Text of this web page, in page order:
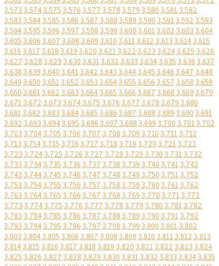
3,573 3,5743,575 3,576 3,577 3,578 3,579 3,580 3,5813,582
3,583 3,5843,585 3,586 3,587 3,588 3,589 3,590 3,5913,592 3,593
3,5943,595 3,596 3,597 3,598 3,599 3,600 3,6013,602 3,603 3,604
3,605 3,606 3,607 3,608 3,609 3,610 3,6113,612 3,613 3,6143,615
3,616 3,617 3,618 3,619 3,620 3,6213,622 3,623 3,6243,625 3,626
3,627 3,628 3,629 3,630 3,6313,632 3,633 3,6343,635 3,636 3,637
3,638 3,639 3,640 3,6413,642 3,643 3,6443,645 3,646 3,647 3,648
3,649 3,650 3,6513,652 3,653 3,6543,655 3,656 3,657 3,658 3,659
3,660 3,6613,662 3,663 3,6643,665 3,666 3,667 3,668 3,669 3,670
3,6713,672 3,673 3,6743,675 3,676 3,677 3,678 3,679 3,680
3,6813,682 3,683 3,6843,685 3,686 3,687 3,688 3,689 3,690 3,691
3,692 3,693 3,6943,695 3,696 3,697 3,698 3,699 3,700 3,7013,702
3,703 3,7043,705 3,706 3,707 3,708 3,709 3,710 3,7113,712
3,713 3,7143,715 3,716 3,717 3,718 3,719 3,720 3,7213,722
3,723 3,7243,725 3,726 3,727 3,728 3,729 3,730 3,7313,732
3,733 3,7343,735 3,736 3,737 3,738 3,739 3,740 3,7413,742
3,743 3,7443,745 3,746 3,747 3,748 3,749 3,750 3,7513,752
3,753 3,7543,755 3,756 3,757 3,758 3,759 3,760 3,7613,762
3,763 3,7643,765 3,766 3,767 3,768 3,769 3,770 3,7713,772
3,773 3,7743,775 3,776 3,777 3,778 3,779 3,780 3,7813,782
3,783 3,7843,785 3,786 3,787 3,788 3,789 3,790 3,7913,792
3,793 3,7943,795 3,796 3,797 3,798 3,799 3,800 3,8013,802
3,803 3,8043,805 3,806 3,807 3,808 3,809 3,810 3,8113,812 3,813
3,8143,815 3,816 3,817 3,818 3,819 3,820 3,8213,822 3,823 3,824
3,825 3,826 3,827 3,828 3,829 3,830 3,8313,832 3,833 3,8343,835